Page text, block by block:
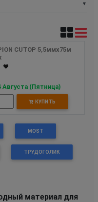
▼
CUTOP 5,5ммх75м
Августа (Пятница)
КУПИТЬ
MOST
ТРУДОГОЛИК
материал для